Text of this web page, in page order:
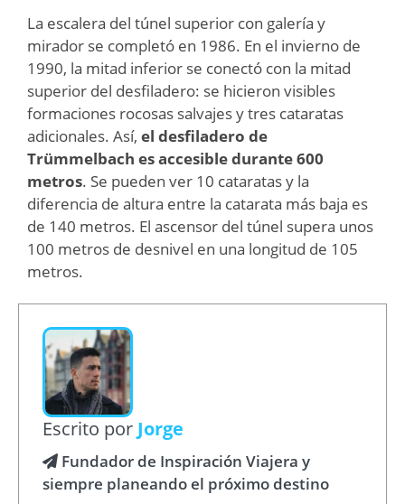
La escalera del túnel superior con galería y
mirador se completó en 1986. En el invierno de
1990, la mitad inferior se conectó con la mitad
superior del desfiladero: se hicieron visibles
formaciones rocosas salvajes y tres cataratas
adicionales. Así, el desfiladero de
Trümmelbach es accesible durante 600
metros. Se pueden ver 10 cataratas y la
diferencia de altura entre la catarata más baja es
de 140 metros. El ascensor del túnel supera unos
100 metros de desnivel en una longitud de 105
metros.
Escrito por Jorge
Fundador de Inspiración Viajera y
siempre planeando el próximo destino